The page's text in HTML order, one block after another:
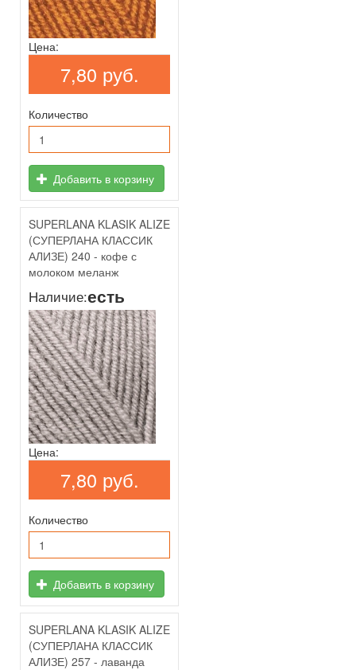
Цена:
7,80 руб.
Количество
Добавить в корзину
SUPERLANA KLASIK ALIZE
(СУПЕРЛАНА КЛАССИК
АЛИЗЕ) 240 - кофе с
молоком меланж
Наличие:есть
Цена:
7,80 руб.
Количество
Добавить в корзину
SUPERLANA KLASIK ALIZE
(СУПЕРЛАНА КЛАССИК
АЛИЗЕ) 257 - лаванда